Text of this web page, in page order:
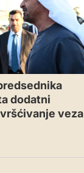
dodatni
veza